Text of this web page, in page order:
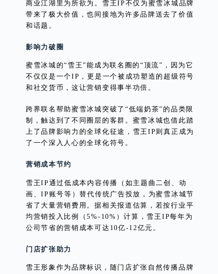
商业江湖里为所欲为。雪王IP不仅为蜜雪冰城品牌
带来了极大价值，也间接地为许多品牌送去了价值
和话题。
影响力破圈
蜜雪冰城的“雪王”能成为联名圈的“顶流”，因为它
不仅仅是一个IP，更是一个被成功塑造的超级符号
和社交货币，这让营销变得事半功倍。
跨界联名帮助蜜雪冰城突破了“低端奶茶”的品类限
制，触达到了不同圈层的客群。蜜雪冰城也借此踏
上了品牌影响力的全球化征途，雪王IP则真正成为
了一个深入人心的全球化符号。
营销成本节约
雪王IP通过低成本内容传播（如主题曲二创、动
画、IP账号等）替代传统广告投放，为蜜雪冰城节
省了大量营销费用。据相关报道估算，若按行业平
均营销投入比例（5%-10%）计算，雪王IP每年为
公司节省的营销成本可达10亿-12亿元。
门店扩张助力
雪王形象作为品牌标识，随门店扩张自然传播品牌